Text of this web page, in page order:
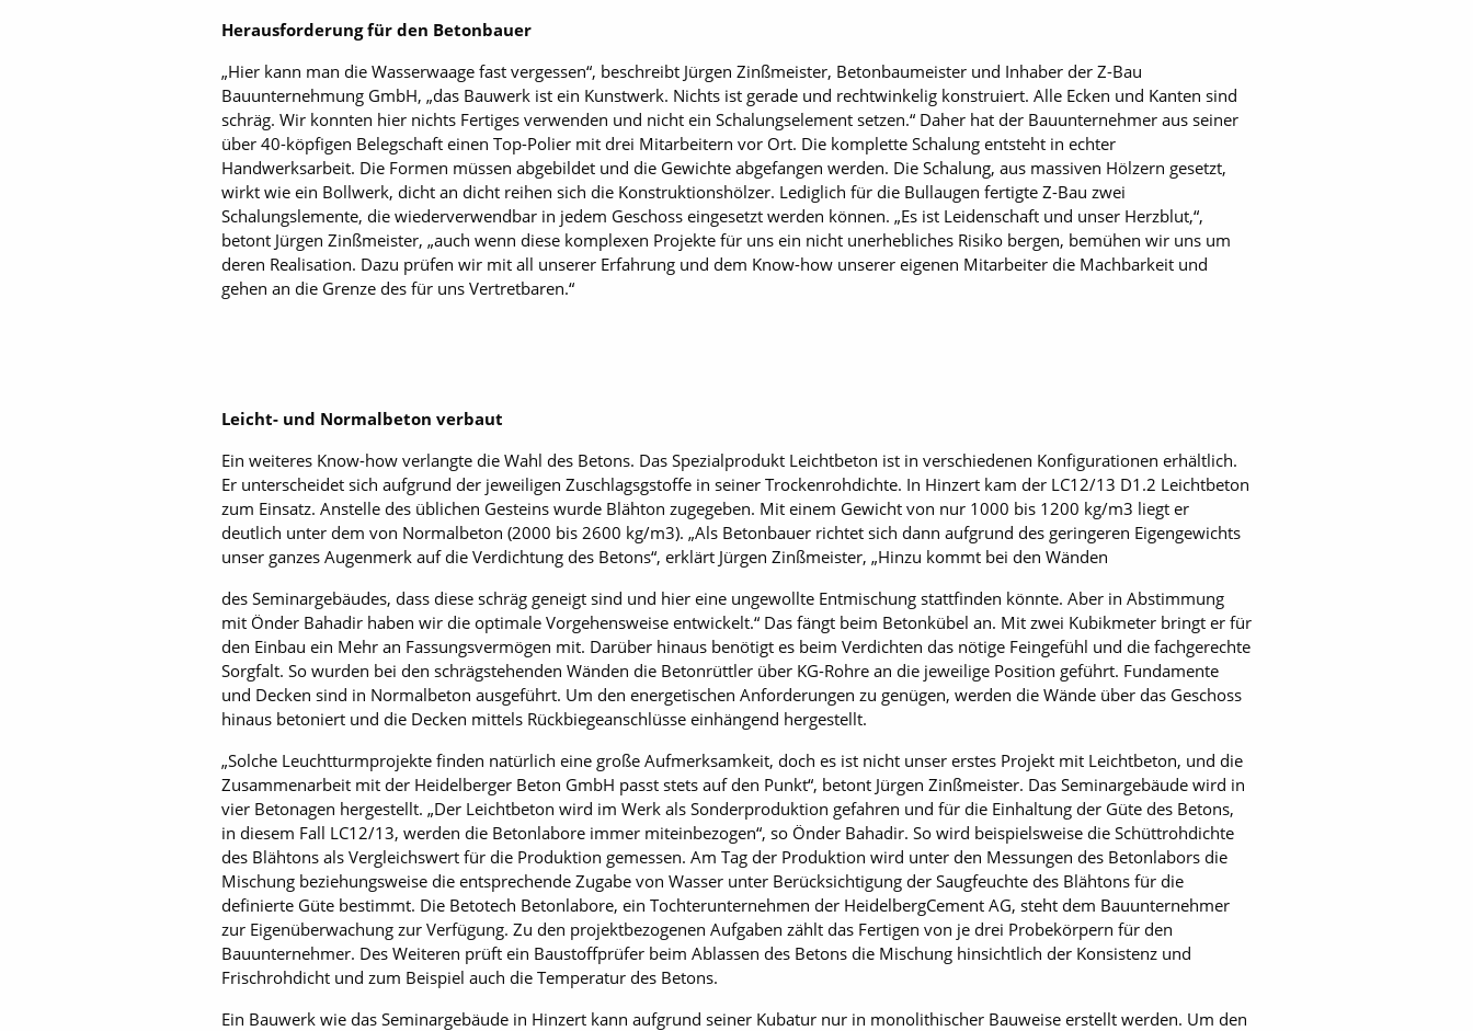
Herausforderung für den Betonbauer
„Hier kann man die Wasserwaage fast vergessen“, beschreibt Jürgen Zinßmeister, Betonbaumeister und Inhaber der Z-Bau
Bauunternehmung GmbH, „das Bauwerk ist ein Kunstwerk. Nichts ist gerade und rechtwinkelig konstruiert. Alle Ecken und Kanten sind
schräg. Wir konnten hier nichts Fertiges verwenden und nicht ein Schalungselement setzen.“ Daher hat der Bauunternehmer aus seiner
über 40-köpfigen Belegschaft einen Top-Polier mit drei Mitarbeitern vor Ort. Die komplette Schalung entsteht in echter
Handwerksarbeit. Die Formen müssen abgebildet und die Gewichte abgefangen werden. Die Schalung, aus massiven Hölzern gesetzt,
wirkt wie ein Bollwerk, dicht an dicht reihen sich die Konstruktionshölzer. Lediglich für die Bullaugen fertigte Z-Bau zwei
Schalungslemente, die wiederverwendbar in jedem Geschoss eingesetzt werden können. „Es ist Leidenschaft und unser Herzblut,“,
betont Jürgen Zinßmeister, „auch wenn diese komplexen Projekte für uns ein nicht unerhebliches Risiko bergen, bemühen wir uns um
deren Realisation. Dazu prüfen wir mit all unserer Erfahrung und dem Know-how unserer eigenen Mitarbeiter die Machbarkeit und
gehen an die Grenze des für uns Vertretbaren.“
Leicht- und Normalbeton verbaut
Ein weiteres Know-how verlangte die Wahl des Betons. Das Spezialprodukt Leichtbeton ist in verschiedenen Konfigurationen erhältlich.
Er unterscheidet sich aufgrund der jeweiligen Zuschlagsgstoffe in seiner Trockenrohdichte. In Hinzert kam der LC12/13 D1.2 Leichtbeton
zum Einsatz. Anstelle des üblichen Gesteins wurde Blähton zugegeben. Mit einem Gewicht von nur 1000 bis 1200 kg/m3 liegt er
deutlich unter dem von Normalbeton (2000 bis 2600 kg/m3). „Als Betonbauer richtet sich dann aufgrund des geringeren Eigengewichts
unser ganzes Augenmerk auf die Verdichtung des Betons“, erklärt Jürgen Zinßmeister, „Hinzu kommt bei den Wänden
des Seminargebäudes, dass diese schräg geneigt sind und hier eine ungewollte Entmischung stattfinden könnte. Aber in Abstimmung
mit Önder Bahadir haben wir die optimale Vorgehensweise entwickelt.“ Das fängt beim Betonkübel an. Mit zwei Kubikmeter bringt er für
den Einbau ein Mehr an Fassungsvermögen mit. Darüber hinaus benötigt es beim Verdichten das nötige Feingefühl und die fachgerechte
Sorgfalt. So wurden bei den schrägstehenden Wänden die Betonrüttler über KG-Rohre an die jeweilige Position geführt. Fundamente
und Decken sind in Normalbeton ausgeführt. Um den energetischen Anforderungen zu genügen, werden die Wände über das Geschoss
hinaus betoniert und die Decken mittels Rückbiegeanschlüsse einhängend hergestellt.
„Solche Leuchtturmprojekte finden natürlich eine große Aufmerksamkeit, doch es ist nicht unser erstes Projekt mit Leichtbeton, und die
Zusammenarbeit mit der Heidelberger Beton GmbH passt stets auf den Punkt“, betont Jürgen Zinßmeister. Das Seminargebäude wird in
vier Betonagen hergestellt. „Der Leichtbeton wird im Werk als Sonderproduktion gefahren und für die Einhaltung der Güte des Betons,
in diesem Fall LC12/13, werden die Betonlabore immer miteinbezogen“, so Önder Bahadir. So wird beispielsweise die Schüttrohdichte
des Blähtons als Vergleichswert für die Produktion gemessen. Am Tag der Produktion wird unter den Messungen des Betonlabors die
Mischung beziehungsweise die entsprechende Zugabe von Wasser unter Berücksichtigung der Saugfeuchte des Blähtons für die
definierte Güte bestimmt. Die Betotech Betonlabore, ein Tochterunternehmen der HeidelbergCement AG, steht dem Bauunternehmer
zur Eigenüberwachung zur Verfügung. Zu den projektbezogenen Aufgaben zählt das Fertigen von je drei Probekörpern für den
Bauunternehmer. Des Weiteren prüft ein Baustoffprüfer beim Ablassen des Betons die Mischung hinsichtlich der Konsistenz und
Frischrohdicht und zum Beispiel auch die Temperatur des Betons.
Ein Bauwerk wie das Seminargebäude in Hinzert kann aufgrund seiner Kubatur nur in monolithischer Bauweise erstellt werden. Um den